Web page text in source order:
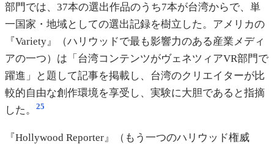
部門では、37本の選出作品のうち7本が台湾からで、単
一国家・地域としての選出記録を樹立した。アメリカの
『Variety』（ハリウッドで最も影響力のある産業メディ
アの一つ）は「台湾コンテンツがヴェネツィアVR部門で
躍進」と題して記事を掲載し、台湾のクリエイターが比
較的自由な創作環境を享受し、実験に大胆であると指摘
した。
25
『Hollywood Reporter』（もう一つのハリウッド権威